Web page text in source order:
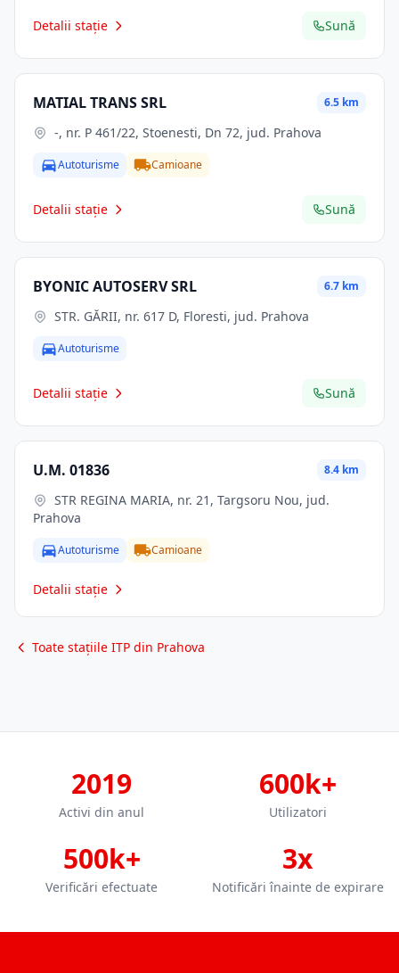
Detalii stație Sună
MATIAL TRANS SRL 6.5 km
-, nr. P 461/22, Stoenesti, Dn 72, jud. Prahova
Autoturisme Camioane
Detalii stație Sună
BYONIC AUTOSERV SRL 6.7 km
STR. GĂRII, nr. 617 D, Floresti, jud. Prahova
Autoturisme
Detalii stație Sună
U.M. 01836 8.4 km
Prahova
Autoturisme Camioane
Detalii stație
Toate stațiile ITP din Prahova
2019
Activi din anul
600k+
Utilizatori
500k+
Verificări efectuate
3x
Notificări înainte de expirare